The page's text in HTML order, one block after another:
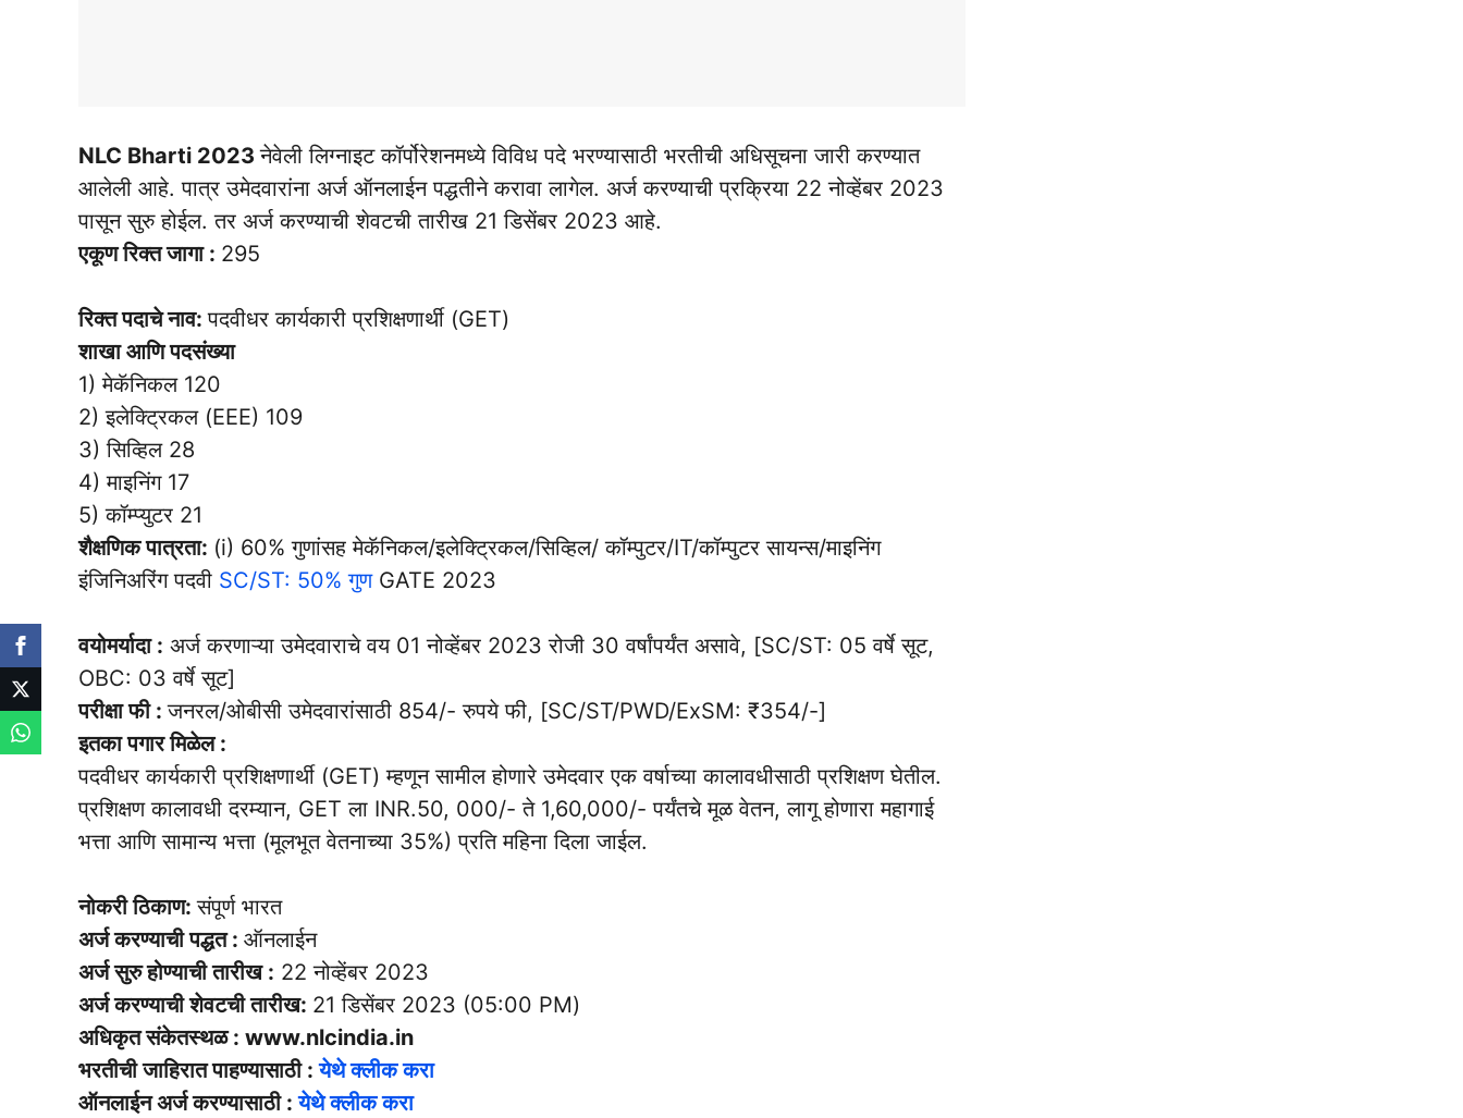
NLC Bharti 2023नेवेली लिग्नाइट कॉर्पोरेशनमध्ये विविध पदे भरण्यासाठी भरतीची अधिसूचना जारी करण्यात
आलेली आहे. पात्र उमेदवारांना अर्ज ऑनलाईन पद्धतीने करावा लागेल. अर्ज करण्याची प्रक्रिया 22 नोव्हेंबर 2023
पासून सुरु होईल. तर अर्ज करण्याची शेवटची तारीख 21 डिसेंबर 2023 आहे.
एकूण रिक्त जागा : 295
रिक्त पदाचे नाव:पदवीधर कार्यकारी प्रशिक्षणार्थी (GET)
शाखा आणि पदसंख्या
1) मेकॅनिकल 120
2) इलेक्ट्रिकल (EEE) 109
3) सिव्हिल 28
4) माइनिंग 17
5) कॉम्प्युटर 21
शैक्षणिक पात्रता: (i) 60% गुणांसह मेकॅनिकल/इलेक्ट्रिकल/सिव्हिल/ कॉम्पुटर/IT/कॉम्पुटर सायन्स/माइनिंग
इंजिनिअरिंग पदवी SC/ST: 50% गुणGATE 2023
वयोमर्यादा : अर्ज करणाऱ्या उमेदवाराचे वय 01 नोव्हेंबर 2023 रोजी 30 वर्षांपर्यंत असावे, [SC/ST: 05 वर्षे सूट,
OBC: 03 वर्षे सूट]
परीक्षा फी :जनरल/ओबीसी उमेदवारांसाठी 854/- रुपये फी, [SC/ST/PWD/ExSM: ₹354/-]
इतका पगार मिळेल :
पदवीधर कार्यकारी प्रशिक्षणार्थी (GET) म्हणून सामील होणारे उमेदवार एक वर्षाच्या कालावधीसाठी प्रशिक्षण घेतील.
प्रशिक्षण कालावधी दरम्यान, GET ला INR.50, 000/- ते 1,60,000/- पर्यंतचे मूळ वेतन, लागू होणारा महागाई
भत्ता आणि सामान्य भत्ता (मूलभूत वेतनाच्या 35%) प्रति महिना दिला जाईल.
नोकरी ठिकाण:संपूर्ण भारत
अर्ज करण्याची पद्धत : ऑनलाईन
अर्ज सुरु होण्याची तारीख : 22 नोव्हेंबर 2023
अर्ज करण्याची शेवटची तारीख: 21 डिसेंबर 2023 (05:00 PM)
अधिकृत संकेतस्थळ : www.nlcindia.in
भरतीची जाहिरात पाहण्यासाठी :येथे क्लीक करा
ऑनलाईन अर्ज करण्यासाठी :येथे क्लीक करा